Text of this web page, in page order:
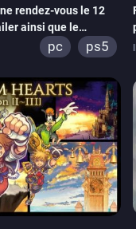
rendez-vous le 12
ainsi que le
pc ps5